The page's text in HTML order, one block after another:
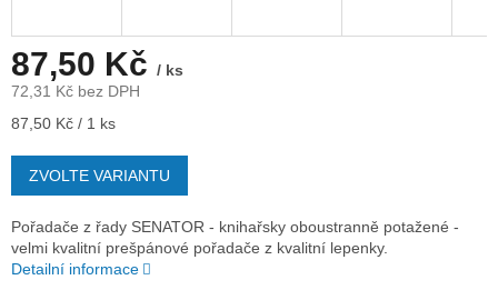
87,50 Kč / ks
72,31 Kč bez DPH
Měrná
87,50 Kč / 1 ks
ZVOLTE VARIANTU
Pořadače z řady SENATOR - knihařsky oboustranně potažené -
velmi kvalitní prešpánové pořadače z kvalitní lepenky.
Detailní informace